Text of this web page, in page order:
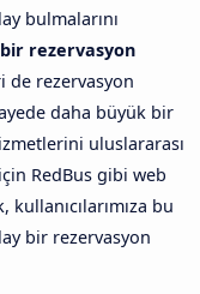
bulmalarını
rezervasyon
de rezervasyon
daha büyük bir
uluslararası
RedBus gibi web
bu
bir rezervasyon